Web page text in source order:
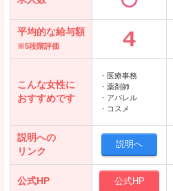
平均的な給与額
※5段階評価
こんな女性に
おすすめです
・医療事務
・薬剤師
・アパレル
・コスメ
説明への
リンク
説明へ
公式HP 公式HP